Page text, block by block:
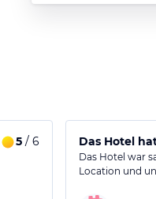
5/ 6 Das Hotel
Das Hotel war
Location und